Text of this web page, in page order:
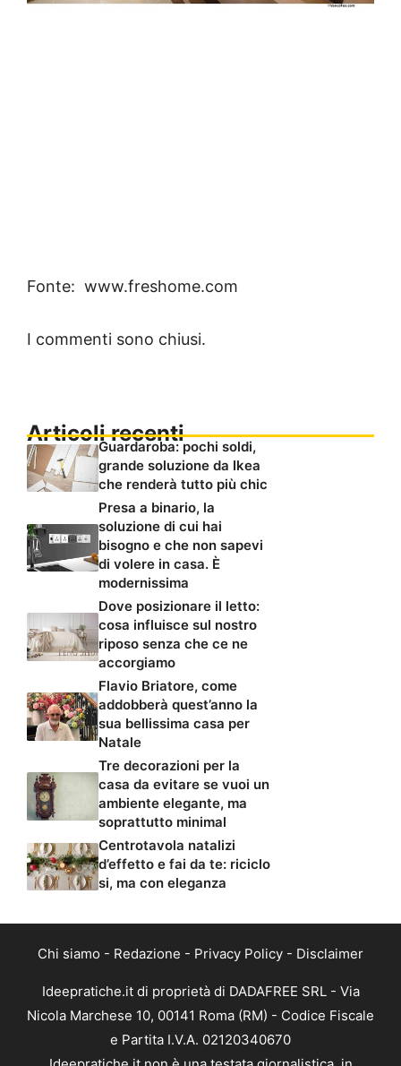
Fonte: www.freshome.com
I commenti sono chiusi.
Articoli recenti
Guardaroba: pochi soldi,
grande soluzione da Ikea
che renderà tutto più chic
Presa a binario, la
soluzione di cui hai
bisogno e che non sapevi
di volere in casa. È
modernissima
Dove posizionare il letto:
cosa influisce sul nostro
riposo senza che ce ne
accorgiamo
Flavio Briatore, come
addobberà quest’anno la
sua bellissima casa per
Natale
Tre decorazioni per la
casa da evitare se vuoi un
ambiente elegante, ma
soprattutto minimal
Centrotavola natalizi
d’effetto e fai da te: riciclo
si, ma con eleganza
Chi siamo - Redazione - Privacy Policy - Disclaimer
Ideepratiche.it di proprietà di DADAFREE SRL - Via
Nicola Marchese 10, 00141 Roma (RM) - Codice Fiscale
e Partita I.V.A. 02120340670